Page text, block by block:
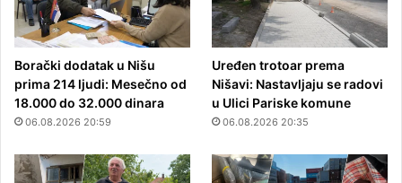
Borački dodatak u Nišu
prima 214 ljudi: Mesečno od
18.000 do 32.000 dinara
06.08.2026 20:59
Uređen trotoar prema
Nišavi: Nastavljaju se radovi
u Ulici Pariske komune
06.08.2026 20:35